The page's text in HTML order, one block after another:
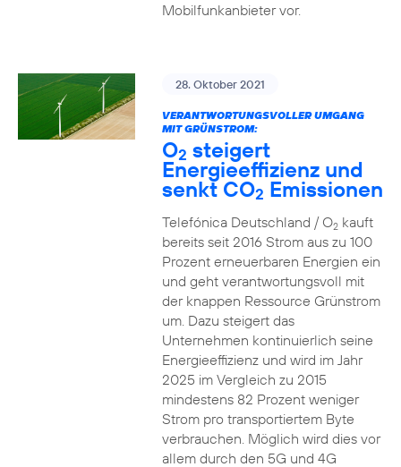
Mobilfunkanbieter vor.
28. Oktober 2021
VERANTWORTUNGSVOLLER UMGANG
MIT GRÜNSTROM:
O2 steigert
Energieeffizienz und
senkt CO2 Emissionen
Telefónica Deutschland / O2kauft
bereits seit 2016 Strom aus zu 100
Prozent erneuerbaren Energien ein
und geht verantwortungsvoll mit
der knappen Ressource Grünstrom
um. Dazu steigert das
Unternehmen kontinuierlich seine
Energieeffizienz und wird im Jahr
2025 im Vergleich zu 2015
mindestens 82 Prozent weniger
Strom pro transportiertem Byte
verbrauchen. Möglich wird dies vor
allem durch den 5G und 4G